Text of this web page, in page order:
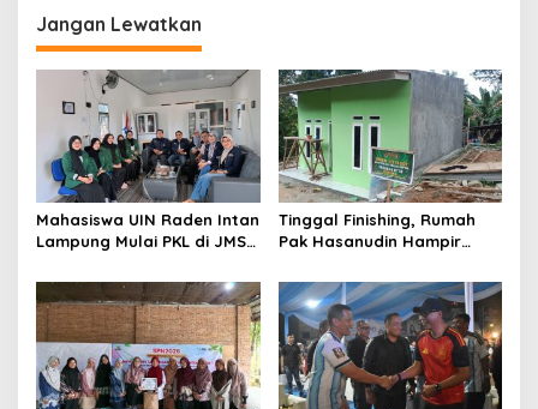
g
a
p
o
s
Jangan Lewatkan
Mahasiswa UIN Raden Intan
Lampung Mulai PKL di JMSI
Tinggal Finishing, Rumah
Pak Hasanudin Hampir
TMMD (TNI Manunggal
Membangun Desa)